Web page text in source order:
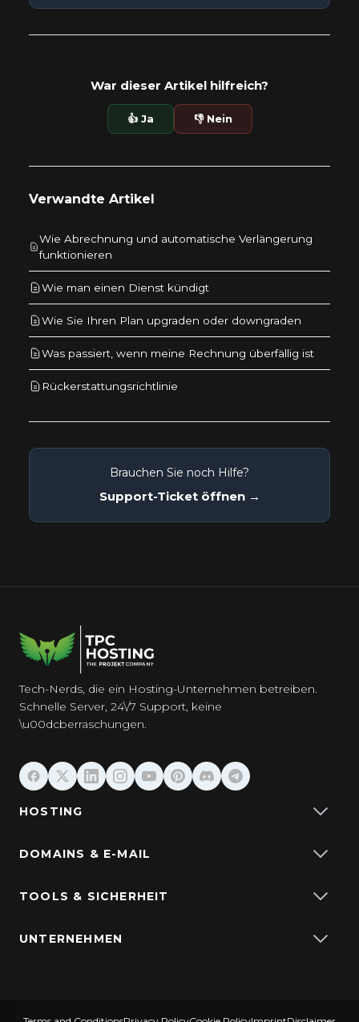
War dieser Artikel hilfreich?
👍 Ja 👎 Nein
Verwandte Artikel
Wie Abrechnung und automatische Verlängerung
funktionieren
Wie man einen Dienst kündigt
Wie Sie Ihren Plan upgraden oder downgraden
Was passiert, wenn meine Rechnung überfällig ist
Rückerstattungsrichtlinie
Brauchen Sie noch Hilfe?
Support-Ticket öffnen →
Tech-Nerds, die ein Hosting-Unternehmen betreiben.
Schnelle Server, 24\/7 Support, keine
\u00dcberraschungen.
HOSTING
DOMAINS & E-MAIL
TOOLS & SICHERHEIT
UNTERNEHMEN